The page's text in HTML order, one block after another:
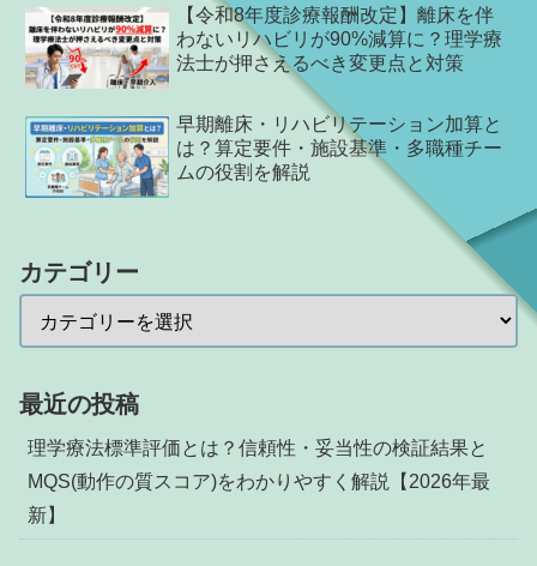
【令和8年度診療報酬改定】離床を伴
わないリハビリが90%減算に？理学療
法士が押さえるべき変更点と対策
早期離床・リハビリテーション加算と
は？算定要件・施設基準・多職種チー
ムの役割を解説
カテゴリー
最近の投稿
理学療法標準評価とは？信頼性・妥当性の検証結果と
MQS(動作の質スコア)をわかりやすく解説【2026年最
新】